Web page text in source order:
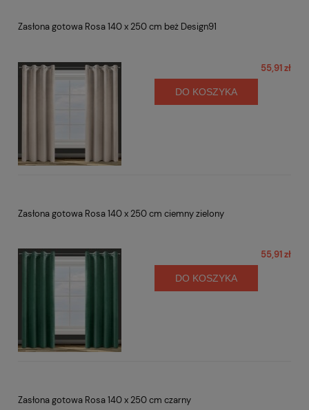
Zasłona gotowa Rosa 140 x 250 cm beż Design91
55,91 zł
DO KOSZYKA
Zasłona gotowa Rosa 140 x 250 cm ciemny zielony
55,91 zł
DO KOSZYKA
Zasłona gotowa Rosa 140 x 250 cm czarny